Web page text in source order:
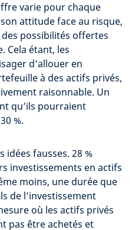
varie pour chaque
attitude face au risque,
possibilités offertes
Cela étant, les
d’allouer en
à des actifs privés,
raisonnable. Un
qu’ils pourraient
%.
idées fausses. 28 %
investissements en actifs
moins, une durée que
de l’investissement
où les actifs privés
pas être achetés et